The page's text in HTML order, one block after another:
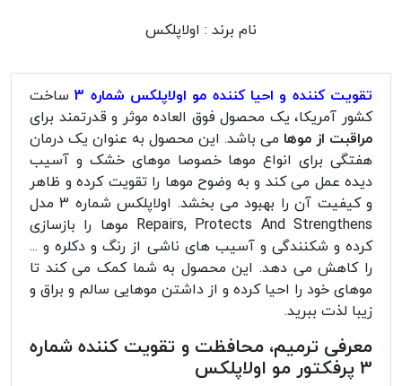
نام برند : اولاپلکس
تقویت کننده و احیا کننده مو اولاپلکس شماره 3
ساخت
کشور آمریکا، یک محصول فوق العاده موثر و قدرتمند برای
مراقبت از موها می باشد. این محصول به عنوان یک درمان
هفتگی برای انواع موها خصوصا موهای خشک و آسیب
دیده عمل می کند و به وضوح موها را تقویت کرده و ظاهر
و کیفیت آن را بهبود می بخشد. اولاپلکس شماره 3 مدل
Repairs, Protects And Strengthens موها را بازسازی
کرده و شکنندگی و آسیب های ناشی از رنگ و دکلره و ...
را کاهش می دهد. این محصول به شما کمک می کند تا
موهای خود را احیا کرده و از داشتن موهایی سالم و براق و
زیبا لذت ببرید.
معرفی ترمیم، محافظت و تقویت کننده شماره
3 پرفکتور مو اولاپلکس